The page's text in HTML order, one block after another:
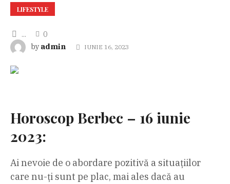
LIFESTYLE
...
0
by admin IUNIE 16, 2023
Horoscop Berbec – 16 iunie
2023:
Ai nevoie de o abordare pozitivă a situațiilor
care nu-ți sunt pe plac, mai ales dacă au